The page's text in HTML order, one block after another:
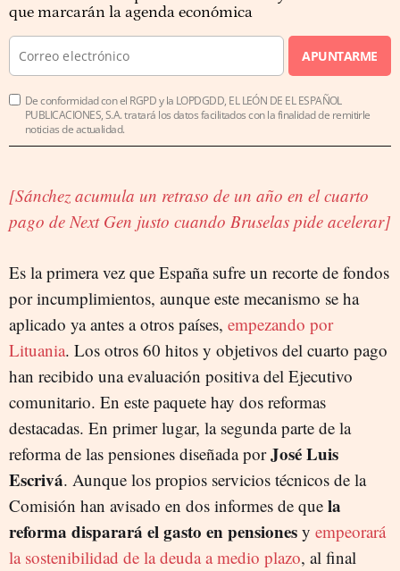
que marcarán la agenda económica
APUNTARME
De conformidad con el RGPD y la LOPDGDD, EL LEÓN DE EL ESPAÑOL
PUBLICACIONES, S.A. tratará los datos facilitados con la finalidad de remitirle
noticias de actualidad.
[Sánchez acumula un retraso de un año en el cuarto
pago de Next Gen justo cuando Bruselas pide acelerar]
Es la primera vez que España sufre un recorte de fondos
por incumplimientos, aunque este mecanismo se ha
aplicado ya antes a otros países, empezando por
Lituania. Los otros 60 hitos y objetivos del cuarto pago
han recibido una evaluación positiva del Ejecutivo
comunitario. En este paquete hay dos reformas
destacadas. En primer lugar, la segunda parte de la
reforma de las pensiones diseñada porJosé Luis
Escrivá. Aunque los propios servicios técnicos de la
Comisión han avisado en dos informes de que la
reforma disparará el gasto en pensiones y empeorará
la sostenibilidad de la deuda a medio plazo, al final